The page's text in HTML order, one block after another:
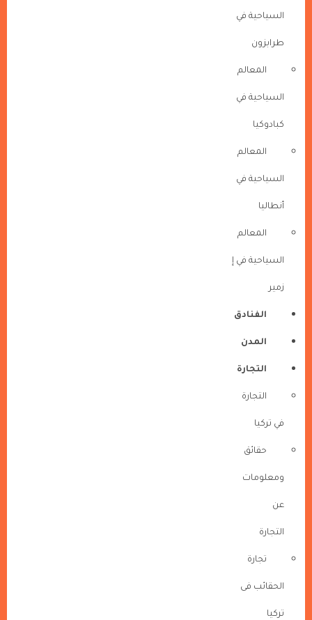
السياحية في
طرابزون
المعالم
السياحية في
كبادوكيا
المعالم
السياحية في
أنطاليا
المعالم
السياحية في إ
زمير
الفنادق
المدن
التجارة
التجارة
في تركيا
حقائق
ومعلومات
عن
التجارة
تجارة
الحقائب فى
تركيا